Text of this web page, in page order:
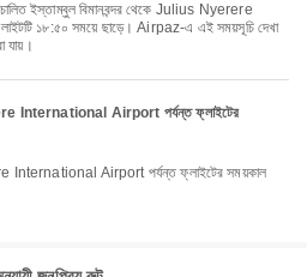
১৮:৫০ সময়ে ছাড়ে। Airpaz-এ এই সময়সূচি দেখা
যায়।
International Airport পর্যন্ত ফ্লাইটের